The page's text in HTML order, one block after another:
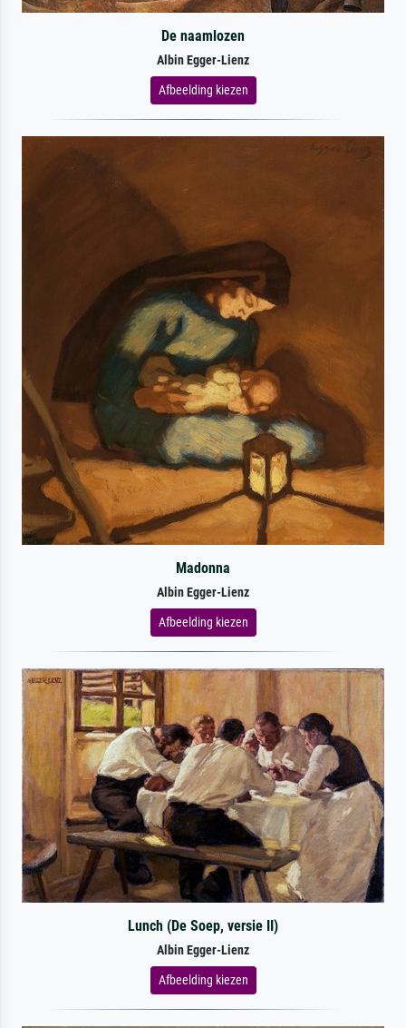
De naamlozen
Albin Egger-Lienz
Afbeelding kiezen
Madonna
Albin Egger-Lienz
Afbeelding kiezen
Lunch (De Soep, versie II)
Albin Egger-Lienz
Afbeelding kiezen